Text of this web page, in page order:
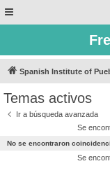
Spanish Institute of
Temas activos
Ir a búsqueda avanzada
Se
No se encontraron
Se